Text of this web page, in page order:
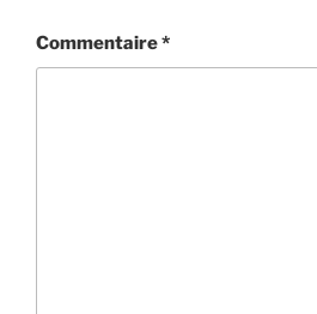
Commentaire*